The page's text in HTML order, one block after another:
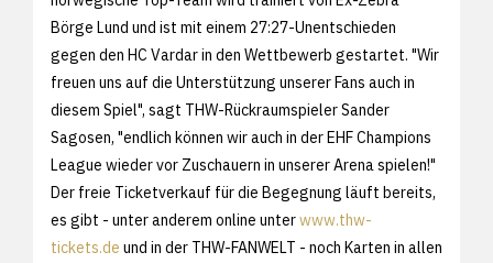
Börge Lund und ist mit einem 27:27-Unentschieden
gegen den HC Vardar in den Wettbewerb gestartet. "Wir
freuen uns auf die Unterstützung unserer Fans auch in
diesem Spiel", sagt THW-Rückraumspieler Sander
Sagosen, "endlich können wir auch in der EHF Champions
League wieder vor Zuschauern in unserer Arena spielen!"
Der freie Ticketverkauf für die Begegnung läuft bereits,
es gibt - unter anderem online unterwww.thw-
tickets.de und in der THW-FANWELT - noch Karten in allen